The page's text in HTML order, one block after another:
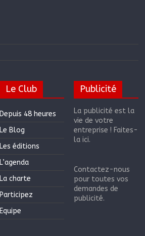
Le Club
Depuis 48 heures
Le Blog
Les éditions
L’agenda
La charte
Participez
Equipe
Publicité
La publicité est la
vie de votre
entreprise ! Faites-
la ici.
Contactez-nous
pour toutes vos
demandes de
publicité.